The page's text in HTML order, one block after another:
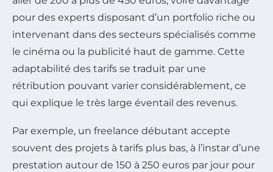
pour des experts disposant d’un portfolio riche ou
intervenant dans des secteurs spécialisés comme
le cinéma ou la publicité haut de gamme. Cette
adaptabilité des tarifs se traduit par une
rétribution pouvant varier considérablement, ce
qui explique le très large éventail des revenus.
Par exemple, un freelance débutant accepte
souvent des projets à tarifs plus bas, à l’instar d’une
prestation autour de 150 à 250 euros par jour pour